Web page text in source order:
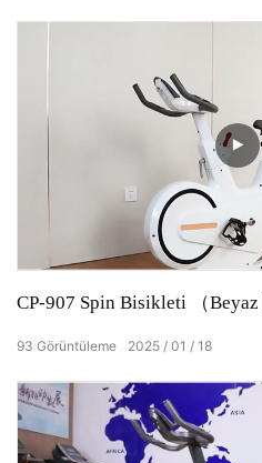
CP-907 Spin Bisikleti （Beyaz
2025 01 18
93 Görüntüleme